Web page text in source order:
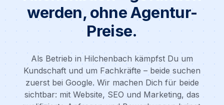
werden, ohne Agentur-
Preise.
Als Betrieb in Hilchenbach kämpfst Du um
Kundschaft und um Fachkräfte – beide suchen
zuerst bei Google. Wir machen Dich für beide
sichtbar: mit Website, SEO und Marketing, das